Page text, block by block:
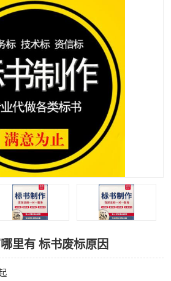
里有 标书废标原因